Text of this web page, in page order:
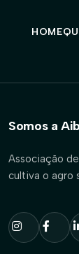
HOME
Somos a
Associação
cultiva o agro